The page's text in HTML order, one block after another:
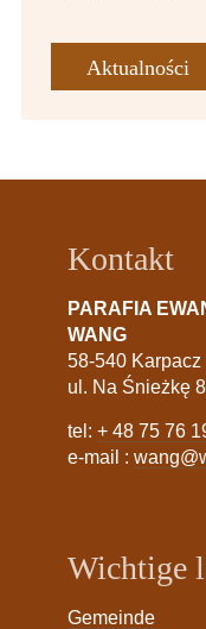
Aktualności
Kontakt
PARAFIA
WANG
58-540 Karpacz
ul. Na Śnieżkę 8
tel: + 48 75 76
e-mail :
Wichtige
Gemeinde